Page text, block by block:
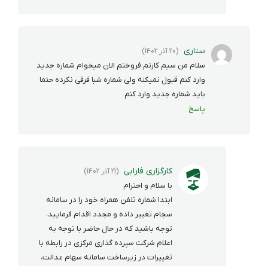
ستاری (20 آذر 1402)
سلام من سیم کارتم فروختم الان میخوام شماره جدید
وارد کنم قبول نمیکنه ولی شماره شبا فرقی نکرده حتما
باید شماره جدید وارد کنم
پاسخ
کارگزاری فارابی (21 آذر 1402)
با سلام و احترام
ابتدا شماره تلفن همراه خود را در سامانه
سجام تغییر داده و مجدد اقدام فرمایید،
توجه باشید که در حال حاضر با توجه به
اعلام شرکت سپرده گذاری مرکزی در رابطه با
تغییرات در زیرساخت سامانه سهام عدالت،